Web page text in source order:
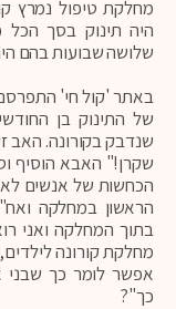
מחלקת טיפול נמרץ
היה תינוק בסך
שלושה שבועות בהם
באתר 'קול חי' התפרסם
של התינוק בן
שנדבק בקורונה. האב
שקרן!" האבא הוסיף
הכחשות של אנשים
הראשון במחלקה
בתוך המחלקה ואני
מחלקת קורונה
אפשר לומר כך
כך"?